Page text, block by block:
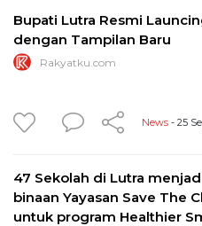
Bupati Lutra Resmi
dengan Tampilan Baru
Rakyatku.com
News - 25
47 Sekolah di Lutra
binaan Yayasan Save The
untuk program Healthier